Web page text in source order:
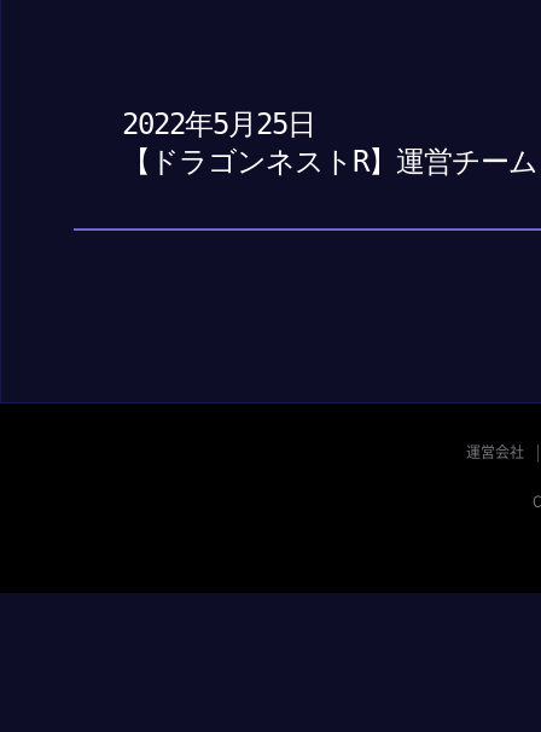
2022年5月25日
【ドラゴンネストR】運営チーム
運営会社